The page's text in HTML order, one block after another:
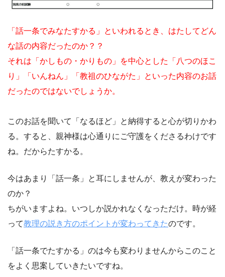
「話一条でみなたすかる」といわれるとき、はたしてどん
な話の内容だったのか？？
それは「かしもの・かりもの」を中心とした「八つのほこ
り」「いんねん」「教祖のひながた」といった内容のお話
だったのではないでしょうか。
このお話を聞いて「なるほど」と納得すると心が切りかわ
る。すると、親神様は心通りにご守護をくださるわけです
ね。だからたすかる。
今はあまり「話一条」と耳にしませんが、教えが変わった
のか？
ちがいますよね。いつしか説かれなくなっただけ。時が経
って教理の説き方のポイントが変わってきたのです。
「話一条でたすかる」のは今も変わりませんからこのこと
をよく思案していきたいですね。